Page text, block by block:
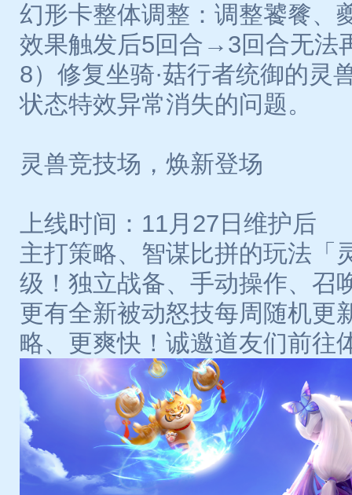
幻形卡整体调整：调整饕餮、
效果触发后5回合→3回合无法
8）修复坐骑·菇行者统御的灵
状态特效异常消失的问题。
灵兽竞技场，焕新登场
上线时间：11月27日维护后
主打策略、智谋比拼的玩法「
级！独立战备、手动操作、召
更有全新被动怒技每周随机更
略、更爽快！诚邀道友们前往